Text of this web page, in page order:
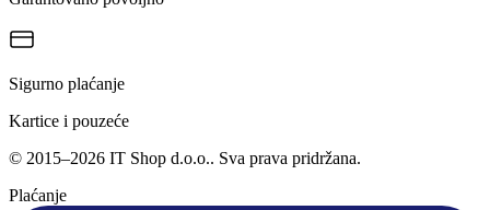
Sigurno plaćanje
Kartice i pouzeće
© 2015–2026 IT Shop d.o.o.. Sva prava pridržana.
Plaćanje